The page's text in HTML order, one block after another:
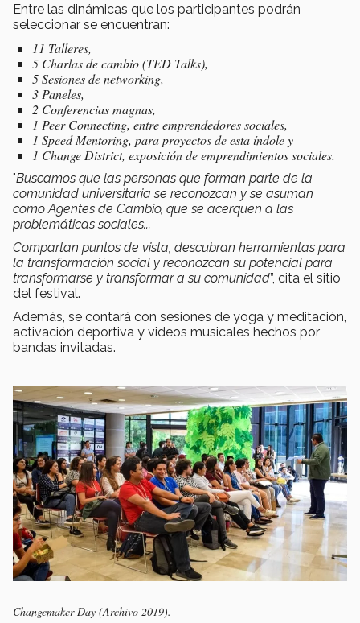
Entre las dinámicas que los participantes podrán
seleccionar se encuentran:
11 Talleres,
5 Charlas de cambio (TED Talks),
5 Sesiones de networking,
3 Paneles,
2 Conferencias magnas,
1 Peer Connecting, entre emprendedores sociales,
1 Speed Mentoring, para proyectos de esta índole y
1 Change District, exposición de emprendimientos sociales.
"Buscamos que las personas que forman parte de la
comunidad universitaria se reconozcan y se asuman
como Agentes de Cambio, que se acerquen a las
problemáticas sociales...
Compartan puntos de vista, descubran herramientas para
la transformación social y reconozcan su potencial para
transformarse y transformar a su comunidad”, cita el sitio
del festival.
Además, se contará con sesiones de yoga y meditación,
activación deportiva y videos musicales hechos por
bandas invitadas.
Changemaker Day (Archivo 2019).